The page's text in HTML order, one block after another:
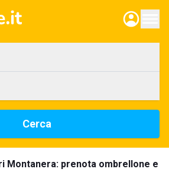
Cerca
Montanera: prenota ombrellone e